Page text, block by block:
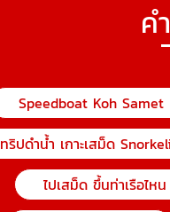
ค
Speedboat Koh Samet
ทริปดําน้ำ เกาะเสม็ด
ไปเสม็ด ขึ้นท่าเรือไหน